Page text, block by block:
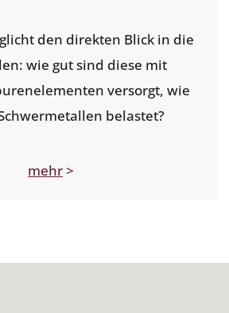
den direkten Blick in die
wie gut sind diese mit
versorgt, wie
belastet?
mehr>